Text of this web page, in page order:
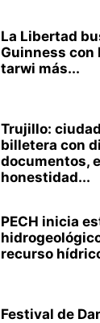
La Libertad
Guinness con
tarwi más...
Trujillo:
billetera con
documentos,
honestidad...
PECH inicia
recurso
Festival de